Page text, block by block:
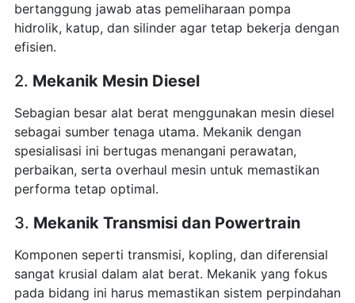
bertanggung jawab atas pemeliharaan pompa
hidrolik, katup, dan silinder agar tetap bekerja dengan
efisien.
2. Mekanik Mesin Diesel
Sebagian besar alat berat menggunakan mesin diesel
sebagai sumber tenaga utama. Mekanik dengan
spesialisasi ini bertugas menangani perawatan,
perbaikan, serta overhaul mesin untuk memastikan
performa tetap optimal.
3. Mekanik Transmisi dan Powertrain
Komponen seperti transmisi, kopling, dan diferensial
sangat krusial dalam alat berat. Mekanik yang fokus
pada bidang ini harus memastikan sistem perpindahan